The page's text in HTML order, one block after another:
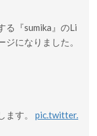
る『sumika』のLi
になりました。
ます。 pic.twitter.